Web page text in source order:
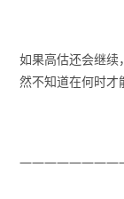
如果高估还会继续
然不知道在何时才